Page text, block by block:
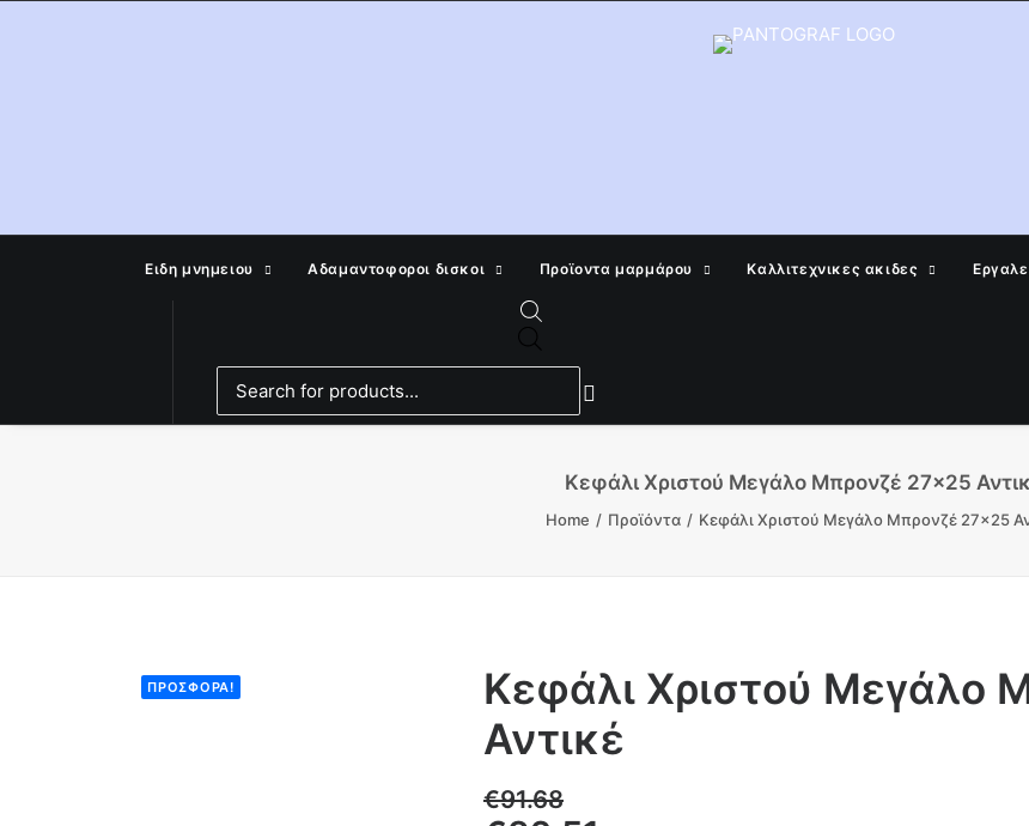
Ειδη μνημειου Αδαμαντοφοροι δισκοι Προϊοντα μαρμάρου Καλλιτεχνικες ακιδες
search
Κεφάλι Χριστού Μεγάλο Μπρονζέ 27×25
Home Προϊόντα Κεφάλι Χριστού Μεγάλο Μπρονζέ 27×25
ΠΡΟΣΦΟΡΆ!
Κεφάλι Χριστού Μεγάλο
Αντικέ
€91.68